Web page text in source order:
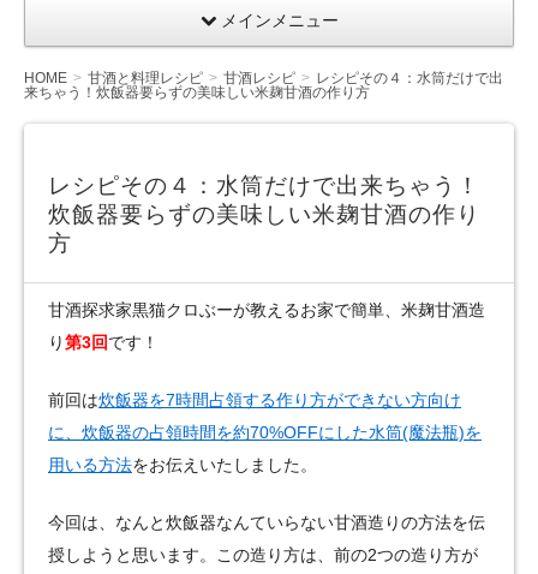
メインメニュー
HOME 甘酒と料理レシピ 甘酒レシピ
レシピその４：水筒だけで出
来ちゃう！炊飯器要らずの美味しい米麹甘酒の作り方
レシピその４：水筒だけで出来ちゃう！
炊飯器要らずの美味しい米麹甘酒の作り
方
甘酒探求家黒猫クロぶーが教えるお家で簡単、米麹甘酒造
り第3回です！
前回は炊飯器を7時間占領する作り方ができない方向け
に、炊飯器の占領時間を約70%OFFにした水筒(魔法瓶)を
用いる方法をお伝えいたしました。
今回は、なんと炊飯器なんていらない甘酒造りの方法を伝
授しようと思います。この造り方は、前の2つの造り方が